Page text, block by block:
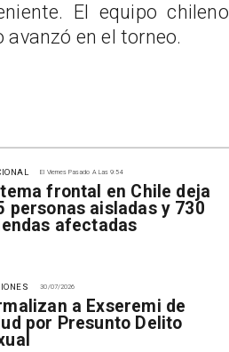
El Viernes Pasado A Las 9:54
frontal en Chile deja
personas aisladas y 730
afectadas
30/07/2026
a Exseremi de
por Presunto Delito
El equipo chileno
avanzó en el torneo.